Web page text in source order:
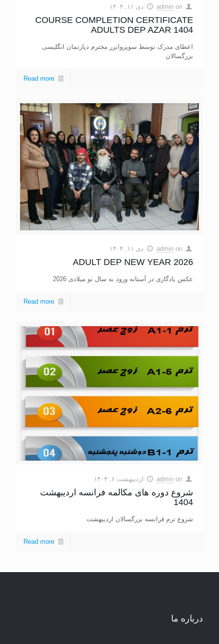
admin on دی ۱۱, ۱۴۰۴
COURSE COMPLETION CERTIFICATE
ADULTS DEP AZAR 1404
اعطای مدرک توسط سوپروایزر محترم دپارتمان انگلیسی
بزرگسالان
Read more
admin on دی ۱۱, ۱۴۰۴
ADULT DEP NEW YEAR 2026
عکس یادگاری در آستانه ورود به سال نو میلادی 2026
Read more
admin on اردیبهشت ۶, ۱۴۰۴
شروع دوره های مکالمه فرانسه اردیبهشت
1404
شروع ترم فرانسه بزرگسالان اردیبهشت
Read more
درباره ما